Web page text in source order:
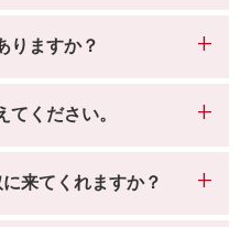
りますか？
ください。
来てくれますか？